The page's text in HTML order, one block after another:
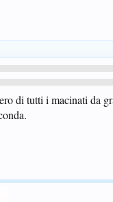
di tutti i macinati da